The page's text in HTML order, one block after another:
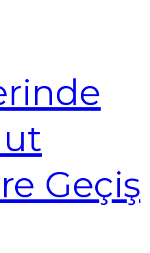
Geçiş